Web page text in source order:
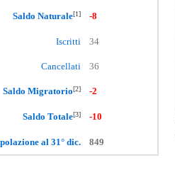
Saldo Naturale[1] -8
Iscritti 34
Cancellati 36
Saldo Migratorio[2] -2
Saldo Totale[3] -10
al 31° dic. 849